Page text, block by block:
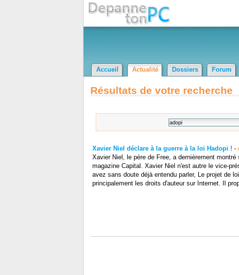
Accueil Actualité Dossiers Forum
Résultats de votre recherche
Xavier Niel déclare à la guerre à la loi Hadopi ! -
Xavier Niel, le père de Free, a dernièrement
magazine Capital. Xavier Niel n'est autre le vice-
avez sans doute déjà entendu parler, Le projet de
principalement les droits d'auteur sur Internet. Il